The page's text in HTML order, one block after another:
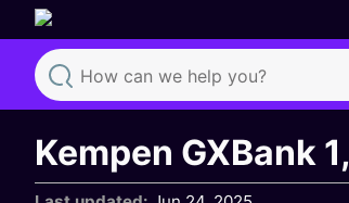
Search
Kempen GXBank